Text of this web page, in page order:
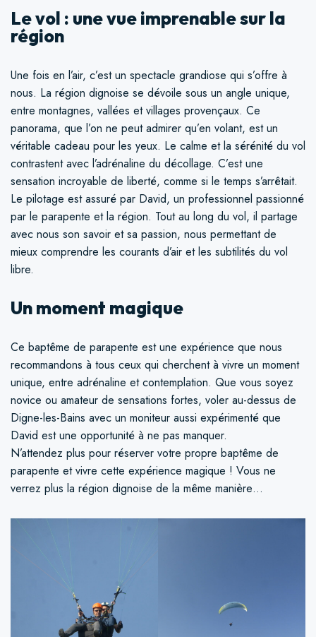
Le vol : une vue imprenable sur la
région
Une fois en l’air, c’est un spectacle grandiose qui s’offre à
nous. La région dignoise se dévoile sous un angle unique,
entre montagnes, vallées et villages provençaux. Ce
panorama, que l’on ne peut admirer qu’en volant, est un
véritable cadeau pour les yeux. Le calme et la sérénité du vol
contrastent avec l’adrénaline du décollage. C’est une
sensation incroyable de liberté, comme si le temps s’arrêtait.
Le pilotage est assuré par David, un professionnel passionné
par le parapente et la région. Tout au long du vol, il partage
avec nous son savoir et sa passion, nous permettant de
mieux comprendre les courants d’air et les subtilités du vol
libre.
Un moment magique
Ce baptême de parapente est une expérience que nous
recommandons à tous ceux qui cherchent à vivre un moment
unique, entre adrénaline et contemplation. Que vous soyez
novice ou amateur de sensations fortes, voler au-dessus de
Digne-les-Bains avec un moniteur aussi expérimenté que
David est une opportunité à ne pas manquer.
N’attendez plus pour réserver votre propre baptême de
parapente et vivre cette expérience magique ! Vous ne
verrez plus la région dignoise de la même manière…